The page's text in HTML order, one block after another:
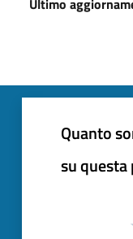
Quanto
su questa